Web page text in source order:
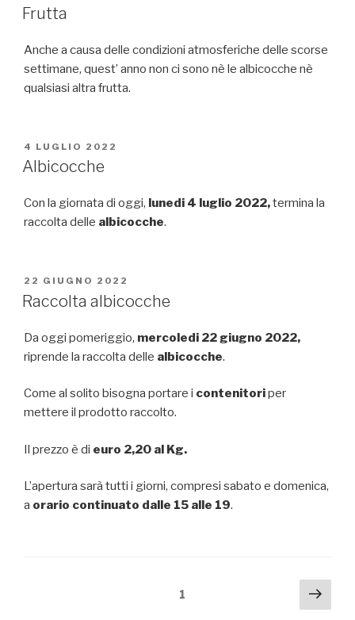
IL
Frutta
Anche a causa delle condizioni atmosferiche delle scorse
settimane, quest’ anno non ci sono nè le albicocche nè
qualsiasi altra frutta.
PUBBLICATO
IL
4 LUGLIO 2022
Albicocche
Con la giornata di oggi, lunedi 4 luglio 2022,termina la
raccolta delle albicocche.
PUBBLICATO
IL
22 GIUGNO 2022
Raccolta albicocche
Da oggi pomeriggio, mercoledi 22 giugno 2022,
riprende la raccolta delle albicocche.
Come al solito bisogna portare i contenitoriper
mettere il prodotto raccolto.
Il prezzo è di euro 2,20 al Kg.
L’apertura sarà tutti i giorni, compresi sabato e domenica,
a orario continuato dalle 15 alle 19.
1